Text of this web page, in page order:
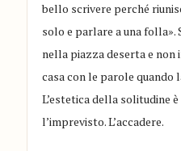
bello scrivere perché
solo e parlare a una folla».
nella piazza deserta e
casa con le parole quando
L’estetica della solitudine
l’imprevisto. L’accadere.